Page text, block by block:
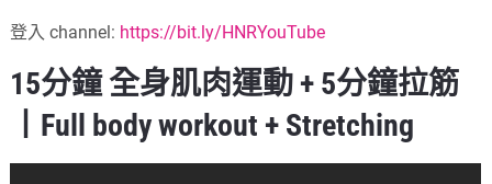
登入 channel: https://bit.ly/HNRYouTube
15分鐘 全身肌肉運動 + 5分鐘拉筋
丨Full body workout + Stretching